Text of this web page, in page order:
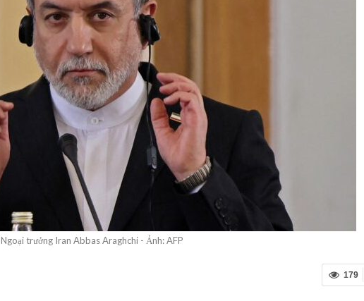
Ngoại trưởng Iran Abbas Araghchi - Ảnh: AFP
179